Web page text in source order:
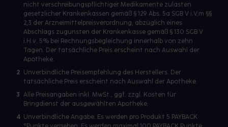
nicht verschreibungspflichtiger Medikamente zulasten
gesetzlicher Krankenkassen gemäß § 129 Abs. 5a SGB V i.V.m §§
2,3 der Arzneimittelpreisverordnung, abzüglich eines
Abschlags zugunsten der Krankenkasse gemäß § 130 SGB V
i.H.v. 5% bei Rechnungsbegleichung innerhalb von zehn
Tagen. Der tatsächliche Preis erscheint nach Auswahl der
Apotheke.
2 Unverbindliche Preisempfehlung des Herstellers. Der
tatsächliche Preis erscheint nach Auswahl der Apotheke.
3 Alle Preisangaben inkl. MwSt., ggf. zzgl. Kosten für
Bringdienst der ausgewählten Apotheke.
4 Unverbindliche Angabe. Es werden pro Produkt 5 PAYBACK